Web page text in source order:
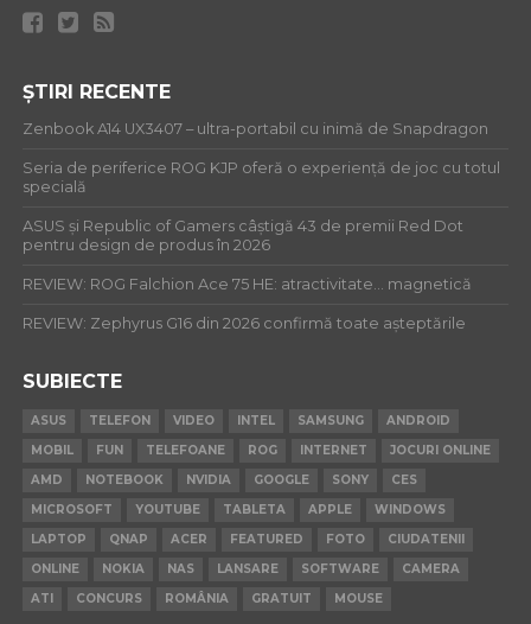
ȘTIRI RECENTE
Zenbook A14 UX3407 – ultra-portabil cu inimă de Snapdragon
Seria de periferice ROG KJP oferă o experiență de joc cu totul
specială
ASUS și Republic of Gamers câștigă 43 de premii Red Dot
pentru design de produs în 2026
REVIEW: ROG Falchion Ace 75 HE: atractivitate… magnetică
REVIEW: Zephyrus G16 din 2026 confirmă toate așteptările
SUBIECTE
ASUS TELEFON VIDEO INTEL SAMSUNG
ANDROID
MOBIL
FUN TELEFOANE ROG INTERNET
JOCURI ONLINE
AMD
NOTEBOOK NVIDIA GOOGLE SONY
CES
MICROSOFT
YOUTUBE TABLETA APPLE
WINDOWS
LAPTOP
QNAP ACER FEATURED FOTO
CIUDATENII
ONLINE
NOKIA NAS LANSARE SOFTWARE
CAMERA
ATI
CONCURS ROMÂNIA GRATUIT MOUSE